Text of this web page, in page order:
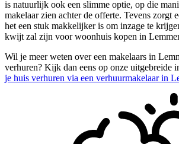
is natuurlijk ook een slimme optie, op die
makelaar zien achter de offerte. Tevens zorgt
het een stuk makkelijker is om inzage te
kwijt zal zijn voor woonhuis kopen in
Wil je meer weten over een makelaars in
verhuren? Kijk dan eens op onze uitgebreide
je huis verhuren via een verhuurmakelaar in